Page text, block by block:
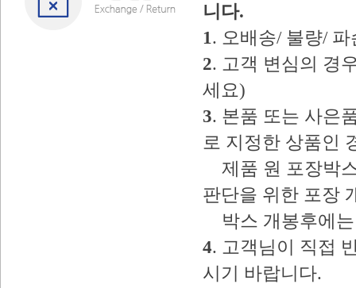
니다.
1. 오배송/ 불량/
2. 고객 변심의 경
세요)
3. 본품 또는 사은
로 지정한 상품인
제품 원 포장박
판단을 위한 포장
박스 개봉후에는
4. 고객님이 직접
시기 바랍니다.